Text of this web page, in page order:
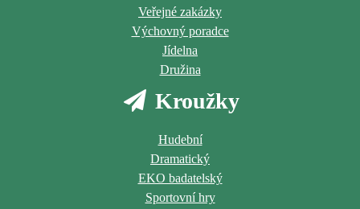
Veřejné zakázky
Výchovný poradce
Jídelna
Družina
Kroužky
Hudební
Dramatický
EKO badatelský
Sportovní hry